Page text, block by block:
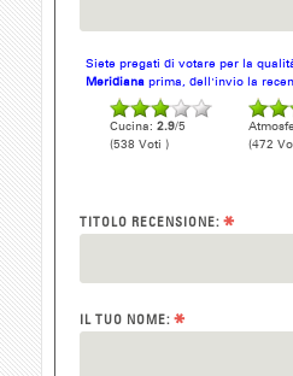
Siete pregati di votare per la
Meridiana prima, dell'invio la
Cucina: 2.9/5
(538 Voti )
(472
TITOLO RECENSIONE: *
IL TUO NOME: *